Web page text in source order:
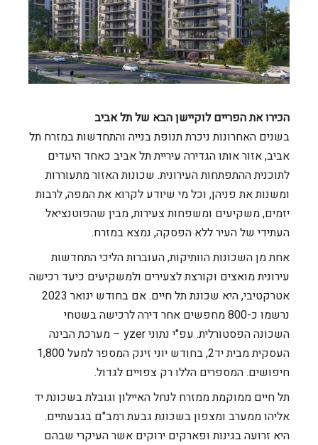
הכירו את הפריים לוקיישן הבא של תל אביב
בשנים האחרונות ניכרת תנופת בנייה והתחדשות במזרח תל
אביב, אזור אותו הגדירה עיריית תל אביב כאחד היעדים
לתוכנית ההתפתחות העירונית. שכונות האזור מתעוררות
ומשנות את פניהן, וכל מי שיודע לקרוא את המפה, לרבות
יזמים, משקיעים ומשפחות צעירות, מבין שהפוטנציאל
העתידי של העיר ללא הפסקה, נמצא במזרח.
אחת מן השכונות הוותיקות, העוברות הליכי התחדשות
עירונית מואצים וקורצת לצעירים ולמשקיעים כיעד רכישה
אטרקטיבי, היא שכונת תל חיים. אם בחודש ינואר 2023
נרשמו כ-800 מחפשים אחר דירה לרכישה בשטחי
השכונה הפסטורלית. עפ"י נתוני yzer – מערכת הבינה
העסקית מבית יד2, בחודש יוני זינק המספר למעל 1,800
חיפושים. המספרים הללו רק צפויים לגדול.
תל חיים ממוקמת ממזרח לנחל האיילון וגובלת בשכונת יד
אליהו ממערב ומצפון בשכונת גבעת רמב"ם בגבעתיים.
היא זרועה בגינות ופארקים ירוקים אשר העיקרי שבהם